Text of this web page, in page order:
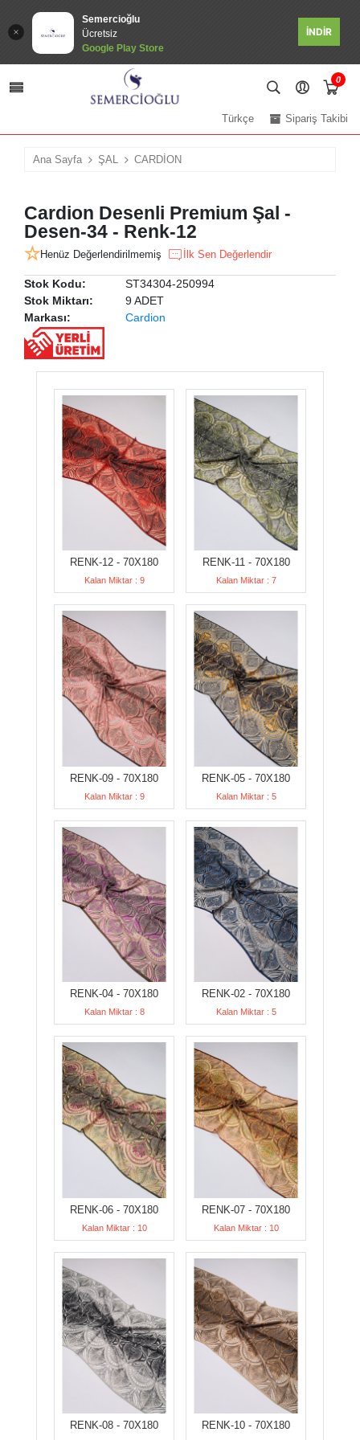
Semercioğlu
Ücretsiz
Google Play Store
İNDİR
0
Sipariş Takibi
Türkçe
Ana Sayfa ŞAL CARDİON
Cardion Desenli Premium Şal -
Desen-34 - Renk-12
Henüz Değerlendirilmemiş İlk Sen Değerlendir
Stok Kodu:
ST34304-250994
Stok Miktarı:
9 ADET
Markası:
Cardion
RENK-12 - 70X180
Kalan Miktar : 9
RENK-11 - 70X180
Kalan Miktar : 7
RENK-09 - 70X180
Kalan Miktar : 9
RENK-05 - 70X180
Kalan Miktar : 5
RENK-04 - 70X180
Kalan Miktar : 8
RENK-02 - 70X180
Kalan Miktar : 5
RENK-06 - 70X180
Kalan Miktar : 10
RENK-07 - 70X180
Kalan Miktar : 10
RENK-08 - 70X180 RENK-10 - 70X180